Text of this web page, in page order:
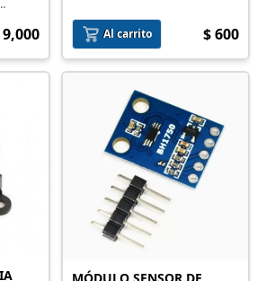
Al carrito $ 600